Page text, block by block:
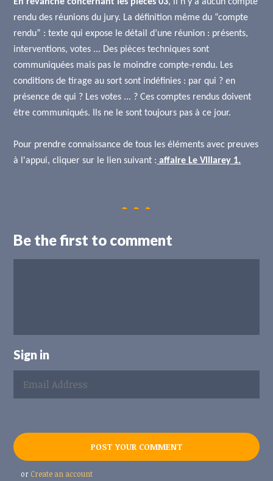
rendu des réunions du jury. La définition même du “compte
rendu” : texte qui expose le détail d’une réunion : présents,
interventions, votes ... Des pièces techniques sont
communiquées mais pas le moindre compte-rendu. Les
conditions de tirage au sort sont indéfinies : par qui ? en
présence de qui ? Les votes ... ? Ces comptes rendus doivent
être communiqués. Ils ne le sont toujours pas à ce jour.
Pour prendre connaissance de tous les éléments avec preuves
à l'appui, cliquer sur le lien suivant : affaire Le Villarey 1.
Be the first to comment
Sign in
or Create an account